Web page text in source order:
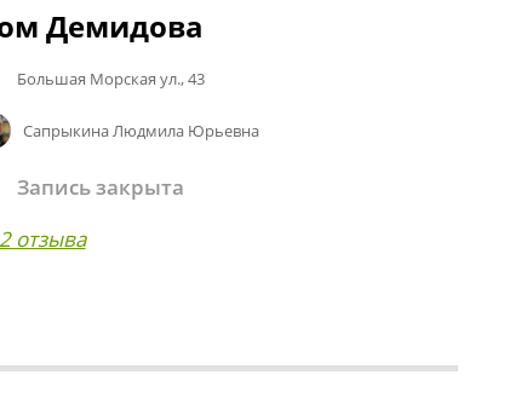
Демидова
Большая Морская ул., 43
Сапрыкина Людмила Юрьевна
Запись закрыта
отзыва